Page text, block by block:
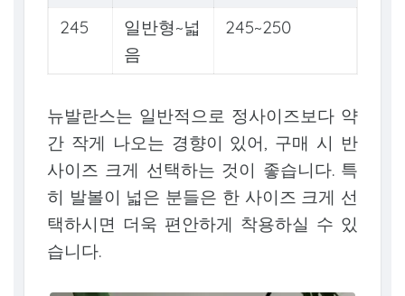
245
일반형~넓
음
245~250
뉴발란스는 일반적으로 정사이즈보다 약
간 작게 나오는 경향이 있어, 구매 시 반
사이즈 크게 선택하는 것이 좋습니다. 특
히 발볼이 넓은 분들은 한 사이즈 크게 선
택하시면 더욱 편안하게 착용하실 수 있
습니다.